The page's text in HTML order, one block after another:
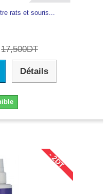
rats et souris...
17,500DT
Détails
- 2DT